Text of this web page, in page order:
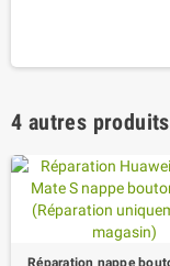
4 autres